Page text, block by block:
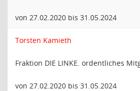
von 27.02.2020 bis 31.05.2024
Torsten Kamieth
Fraktion DIE LINKE. ordentliches
von 27.02.2020 bis 31.05.2024